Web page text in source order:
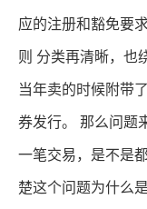
应的注册和豁免要
则 分类再清晰，也
当年卖的时候附带
券发行。 那么问题
一笔交易，是不是
楚这个问题为什么